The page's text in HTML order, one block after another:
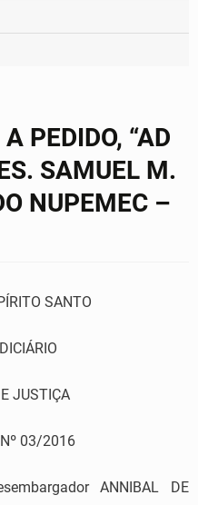
PEDIDO, “AD
SAMUEL M.
NUPEMEC –
SANTO
JUSTIÇA
Nº 03/2016
ANNIBAL DE